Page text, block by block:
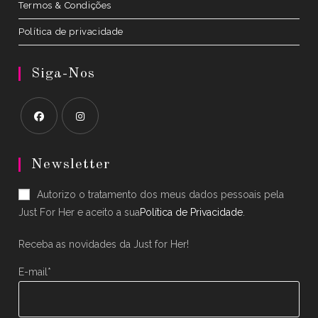
Termos & Condições
Política de privacidade
Siga-Nos
in
new
tab
in
new
tab
Newsletter
Autorizo o tratamento dos meus dados pessoais pela
Just For Her e aceito a suaPolítica de Privacidade
Receba as novidades da Just for Her!
E-mail*